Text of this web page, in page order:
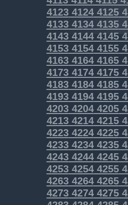
412341244125
413341344135
414341444145
415341544155
416341644165
417341744175
418341844185
419341944195
420342044205
421342144215
422342244225
423342344235
424342444245
425342544255
426342644265
427342744275